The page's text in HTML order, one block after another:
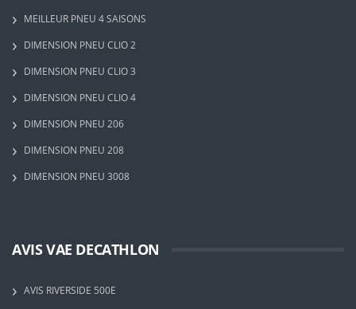
MEILLEUR PNEU 4 SAISONS
DIMENSION PNEU CLIO 2
DIMENSION PNEU CLIO 3
DIMENSION PNEU CLIO 4
DIMENSION PNEU 206
DIMENSION PNEU 208
DIMENSION PNEU 3008
AVIS VAE DECATHLON
AVIS RIVERSIDE 500E